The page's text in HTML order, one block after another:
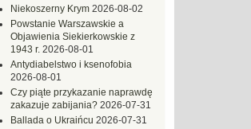
Niekoszerny Krym 2026-08-02
Powstanie Warszawskie a
Objawienia Siekierkowskie z
1943 r. 2026-08-01
Antydiabelstwo i ksenofobia
2026-08-01
Czy piąte przykazanie naprawdę
zakazuje zabijania? 2026-07-31
Ballada o Ukraińcu 2026-07-31